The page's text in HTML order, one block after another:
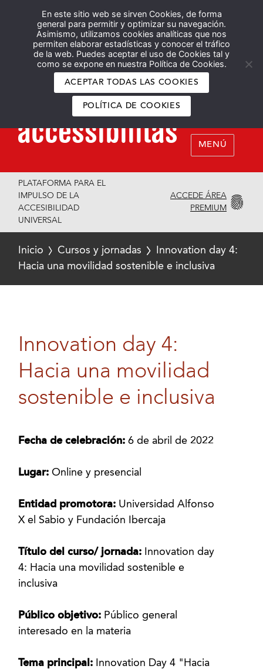
En este sitio web se sirven Cookies, de forma
general para permitir y optimizar su navegación.
Asimismo, utilizamos cookies analíticas que nos
permiten elaborar estadísticas y conocer el tráfico
de la web. Puedes aceptar el uso de Cookies tal y
como se expone en nuestra Política de Cookies.
ACEPTAR TODAS LAS COOKIES
POLÍTICA DE COOKIES
Español English
MENÚ
PLATAFORMA PARA EL
IMPULSO DE LA
ACCESIBILIDAD
UNIVERSAL
ACCEDE ÁREA
PREMIUM
Inicio Cursos y jornadas
Innovation day 4:
Hacia una movilidad sostenible e inclusiva
Innovation day 4:
Hacia una movilidad
sostenible e inclusiva
Fecha de celebración:6 de abril de 2022
Lugar:Online y presencial
Entidad promotora: Universidad Alfonso
X el Sabio y Fundación Ibercaja
Título del curso/ jornada:
Innovation day
4: Hacia una movilidad sostenible e
inclusiva
Público objetivo: Público general
interesado en la materia
Tema principal:
Innovation Day 4 "Hacia